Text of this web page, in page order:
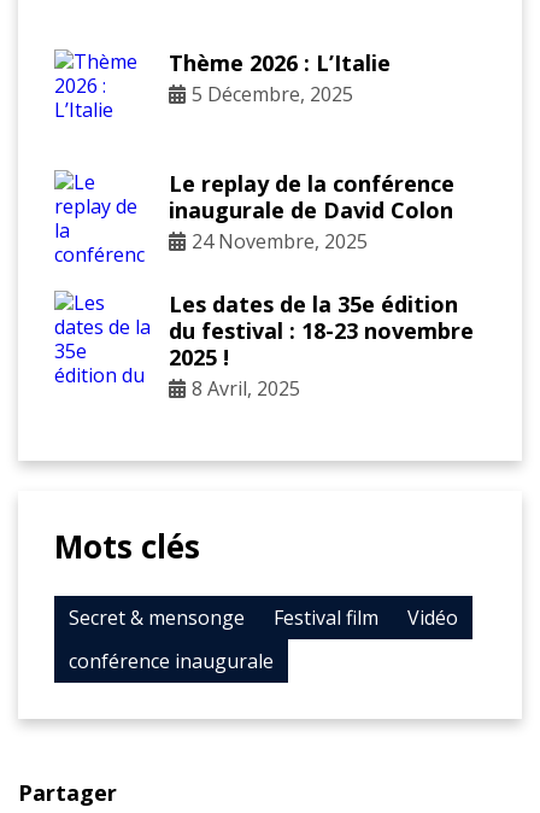
Thème 2026 : L’Italie
5 Décembre, 2025
Le replay de la conférence
inaugurale de David Colon
24 Novembre, 2025
Les dates de la 35e édition
du festival : 18-23 novembre
2025 !
8 Avril, 2025
Mots clés
Secret & mensonge Festival film
Vidéo
conférence inaugurale
Partager